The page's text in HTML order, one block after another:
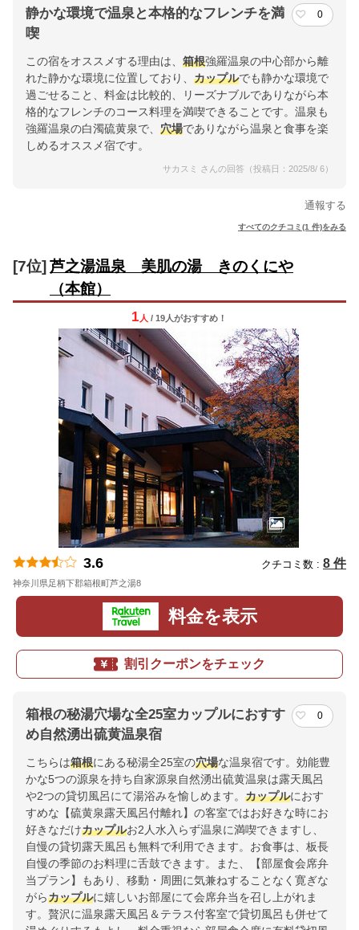
静かな環境で温泉と本格的なフレンチを満
喫
0
この宿をオススメする理由は、 箱根強羅温泉の中心部から離
れた静かな環境に位置しており、 カップルでも静かな環境で
過ごせること、料金は比較的、リーズナブルでありながら本
格的なフレンチのコース料理を満喫できることです。温泉も
強羅温泉の白濁硫黄泉で、 穴場でありながら温泉と食事を楽
しめるオススメ宿です。
サカスミ さんの回答（投稿日：2025/8/ 6）
通報する
すべてのクチコミ(1 件)をみる
[7位] 芦之湯温泉 美肌の湯 きのくにや
（本館）
1 人 / 19人がおすすめ！
3.6 クチコミ数 : 8 件
神奈川県足柄下郡箱根町芦之湯8
料金を表示
割引クーポンをチェック
箱根の秘湯穴場な全25室カップルにおすす
め自然湧出硫黄温泉宿
0
こちらは箱根にある秘湯全25室の穴場な温泉宿です。効能豊
かな5つの源泉を持ち自家源泉自然湧出硫黄温泉は露天風呂
や2つの貸切風呂にて湯浴みを愉しめます。 カップルにおす
すめな【硫黄泉露天風呂付離れ】の客室ではお好きな時にお
好きなだけカップルお2人水入らず温泉に満喫できますし、
自慢の貸切露天風呂も無料で利用できます。お食事は、板長
自慢の季節のお料理に舌鼓できます。また、【部屋食会席弁
当プラン】もあり、移動・周囲に気兼ねすることなく寛ぎな
がらカップルに嬉しいお部屋にて会席弁当を召し上がれま
す。贅沢に温泉露天風呂＆テラス付客室で貸切風呂も併せて